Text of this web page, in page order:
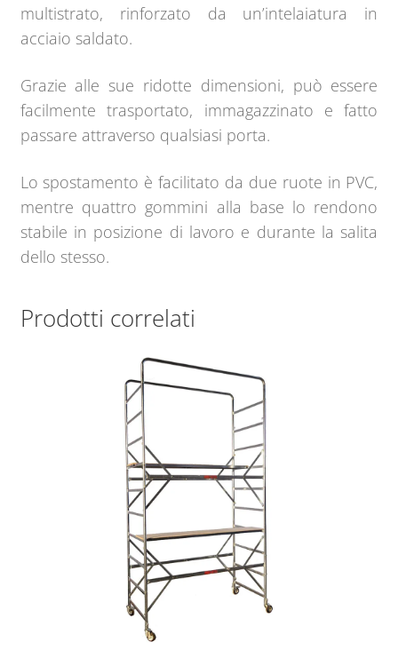
multistrato, rinforzato da un’intelaiatura in
acciaio saldato.
Grazie alle sue ridotte dimensioni, può essere
facilmente trasportato, immagazzinato e fatto
passare attraverso qualsiasi porta.
Lo spostamento è facilitato da due ruote in PVC,
mentre quattro gommini alla base lo rendono
stabile in posizione di lavoro e durante la salita
dello stesso.
Prodotti correlati